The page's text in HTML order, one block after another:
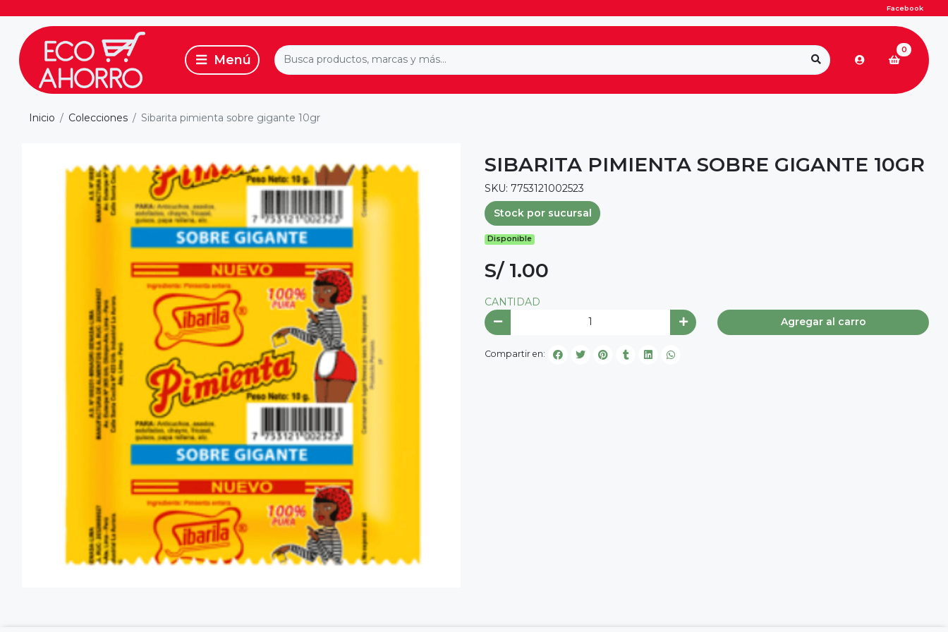
Facebook
0
Inicio Colecciones Sibarita pimienta sobre gigante 10gr
SIBARITA PIMIENTA SOBRE GIGANTE 10GR
SKU: 7753121002523
Stock por sucursal
Disponible
S/ 1.00
CANTIDAD
Agregar al carro
Compartir en: